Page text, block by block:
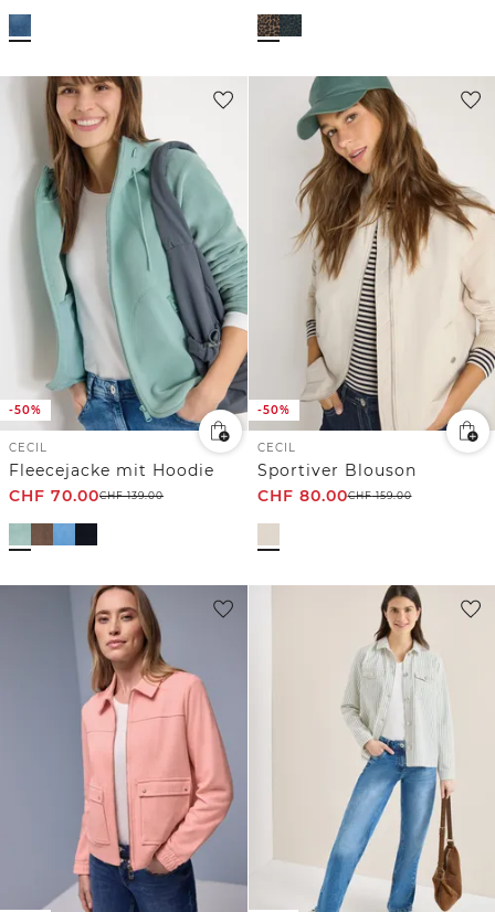
-50%
CECIL
Fleecejacke mit Hoodie
CHF 70.00CHF139.00
-50%
CECIL
Sportiver Blouson
CHF 80.00CHF159.00